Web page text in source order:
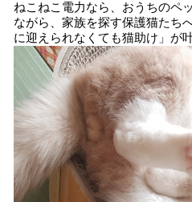
ねこねこ電力なら、おうちのペ
ながら、家族を探す保護猫たち
に迎えられなくても猫助け」が